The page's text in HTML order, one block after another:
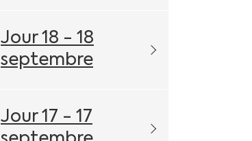
Jour 18 - 18
septembre
Jour 17 - 17